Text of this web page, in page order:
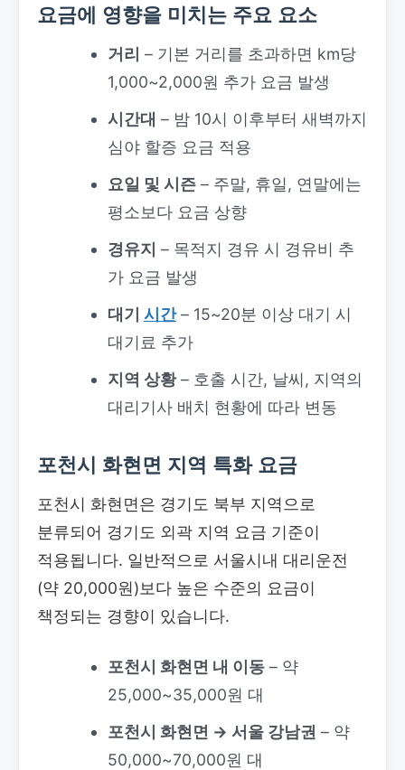
요금에 영향을 미치는 주요 요소
거리 – 기본 거리를 초과하면 km당
1,000~2,000원 추가 요금 발생
시간대 – 밤 10시 이후부터 새벽까지
심야 할증 요금 적용
요일 및 시즌– 주말, 휴일, 연말에는
평소보다 요금 상향
경유지 – 목적지 경유 시 경유비 추
가 요금 발생
대기 시간– 15~20분 이상 대기 시
대기료 추가
지역 상황– 호출 시간, 날씨, 지역의
대리기사 배치 현황에 따라 변동
포천시 화현면 지역 특화 요금
포천시 화현면은 경기도 북부 지역으로
분류되어 경기도 외곽 지역 요금 기준이
적용됩니다. 일반적으로 서울시내 대리운전
(약 20,000원)보다 높은 수준의 요금이
책정되는 경향이 있습니다.
포천시 화현면 내 이동– 약
25,000~35,000원 대
포천시 화현면 → 서울 강남권 – 약
50,000~70,000원 대